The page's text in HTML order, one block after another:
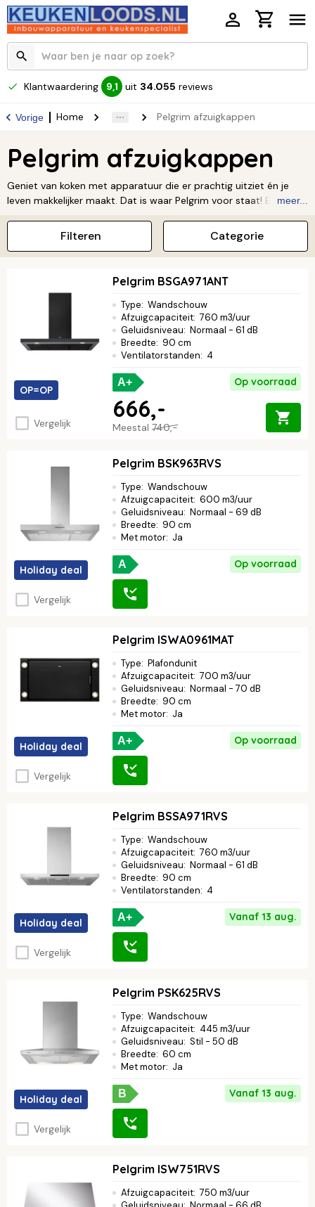
Klantwaardering 9,1 uit 34.055 reviews
Vorige Home Pelgrim afzuigkappen
Pelgrim afzuigkappen
Geniet van koken met apparatuur die er prachtig uitziet én je
leven makkelijker maakt. Dat is waar Pelgrim voor staat! Een
design en handige functies. Zo kun jij koken zonder dat je last
hebt van dampen en geurtjes. Of je nu een opvallende
wandschouw zoekt of een subtiel model dat helemaal in je
keuken past, met Pelgrim haal je altijd topkwaliteit in huis.
Ontdek zelf hoe een Pelgrim afzuigkap jouw keuken kan
Lees verder ↓
meer...
Categorie
Filteren
OP=OP
Vergelijk
Pelgrim BSGA971ANT
Type: Wandschouw
Afzuigcapaciteit: 760 m3/uur
Geluidsniveau: Normaal - 61 dB
Breedte: 90 cm
Ventilatorstanden: 4
A+ Op voorraad
Meestal 740,-
666,-
Holiday deal
Vergelijk
Pelgrim BSK963RVS
Type: Wandschouw
Afzuigcapaciteit: 600 m3/uur
Geluidsniveau: Normaal - 69 dB
Breedte: 90 cm
Met motor: Ja
A Op voorraad
Holiday deal
Vergelijk
Pelgrim ISWA0961MAT
Type: Plafondunit
Afzuigcapaciteit: 700 m3/uur
Geluidsniveau: Normaal - 70 dB
Breedte: 90 cm
Met motor: Ja
A+ Op voorraad
Holiday deal
Vergelijk
Pelgrim BSSA971RVS
Type: Wandschouw
Afzuigcapaciteit: 760 m3/uur
Geluidsniveau: Normaal - 61 dB
Breedte: 90 cm
Ventilatorstanden: 4
A+ Vanaf 13 aug.
Holiday deal
Vergelijk
Pelgrim PSK625RVS
Type: Wandschouw
Afzuigcapaciteit: 445 m3/uur
Geluidsniveau: Stil - 50 dB
Breedte: 60 cm
Met motor: Ja
B Vanaf 13 aug.
Pelgrim ISW751RVS
Afzuigcapaciteit: 750 m3/uur